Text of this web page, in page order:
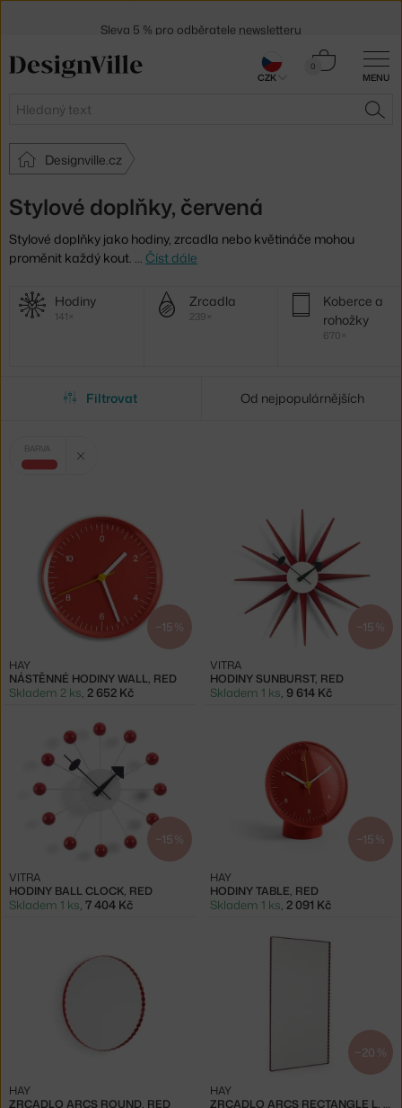
MENU
Hledat
0
Košík
Designville.cz
Stylové doplňky, červená
Stylové doplňky jako hodiny, zrcadla nebo květináče mohou
proměnit každý kout. … Číst dále
Další
kategorie
Hodiny
141×
Zrcadla
239×
Koberce a
rohožky
670×
Filtrovat Od nejpopulárnějších
Vybrané
filtry:
BARVA
červená
−15 %
NÁSTĚNNÉ HODINY WALL, RED
HAY
Skladem 2 ks 2 652 Kč
−15 %
HODINY SUNBURST, RED
VITRA
Skladem 1 ks 9 614 Kč
−15 %
HODINY BALL CLOCK, RED
VITRA
Skladem 1 ks, 7 404 Kč
−15 %
HODINY TABLE, RED
HAY
Skladem 1 ks, 2 091 Kč
ZRCADLO ARCS ROUND, RED
HAY
−20 %
ZRCADLO ARCS RECTANGLE L, BURGUNDY
HAY
CZK